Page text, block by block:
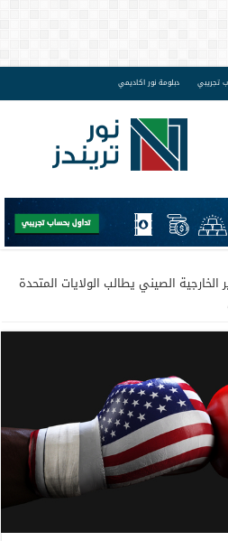
تجريبي دبلومة نور اكاديمي
الخارجية الصيني يطالب الولايات المتحدة